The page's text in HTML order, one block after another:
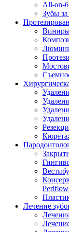
All-on-6
Зубы
Лечение